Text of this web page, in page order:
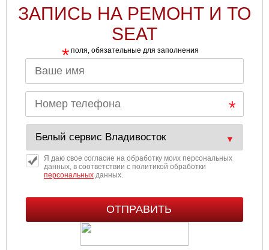
ЗАПИСЬ НА РЕМОНТ И ТО
SEAT
* поля, обязательные для заполнения
Я даю свое согласие на обработку моих персональных
данных, в соответствии с политикой обработки
персональныхданных.